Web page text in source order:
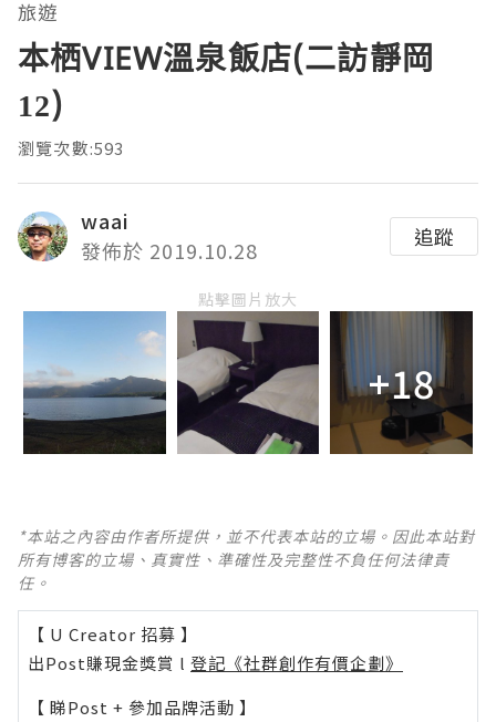
旅遊
本栖VIEW溫泉飯店(二訪靜岡
12)
瀏覽次數:593
waai
發佈於 2019.10.28
追蹤
點擊圖片放大
+18
*本站之內容由作者所提供，並不代表本站的立場。因此本站對
所有博客的立場、真實性、準確性及完整性不負任何法律責
任。
【 U Creator 招募 】
出Post賺現金獎賞 l 登記《社群創作有價企劃》
【 睇Post + 參加品牌活動 】